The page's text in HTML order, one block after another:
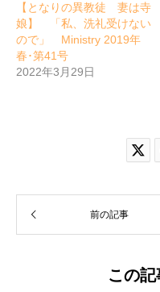
【となりの異教徒 妻は寺
娘】 「私、洗礼受けない
ので」 Ministry 2019年
春･第41号
2022年3月29日

前の記事
この